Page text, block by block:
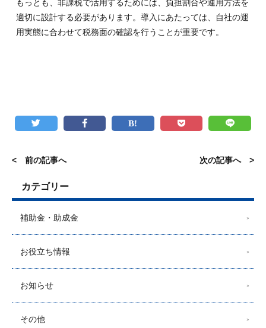
もっとも、非課税で活用するためには、負担割合や運用方法を
適切に設計する必要があります。導入にあたっては、自社の運
用実態に合わせて税務面の確認を行うことが重要です。
< 前の記事へ 次の記事へ >
カテゴリー
補助金・助成金
お役立ち情報
お知らせ
その他